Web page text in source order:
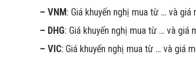
– VNM: Giá khuyến nghị mua từ … và
– DHG: Giá khuyến nghị mua từ … và
– VIC: Giá khuyến nghị mua từ … và giá